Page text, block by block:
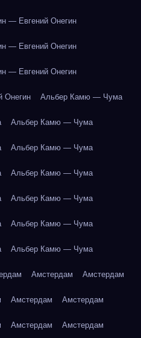
— Евгений Онегин
— Евгений Онегин
— Евгений Онегин
Онегин Альбер Камю — Чума
Альбер Камю — Чума
Альбер Камю — Чума
Альбер Камю — Чума
Альбер Камю — Чума
Альбер Камю — Чума
Альбер Камю — Чума
Амстердам Амстердам
Амстердам Амстердам
Амстердам Амстердам